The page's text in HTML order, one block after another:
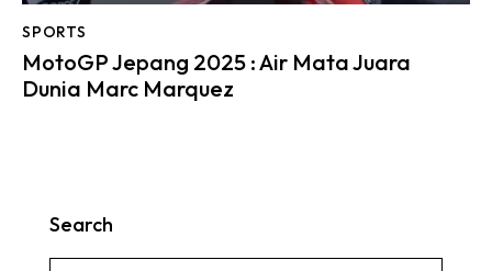
SPORTS
MotoGP Jepang 2025 : Air Mata Juara
Dunia Marc Marquez
Search